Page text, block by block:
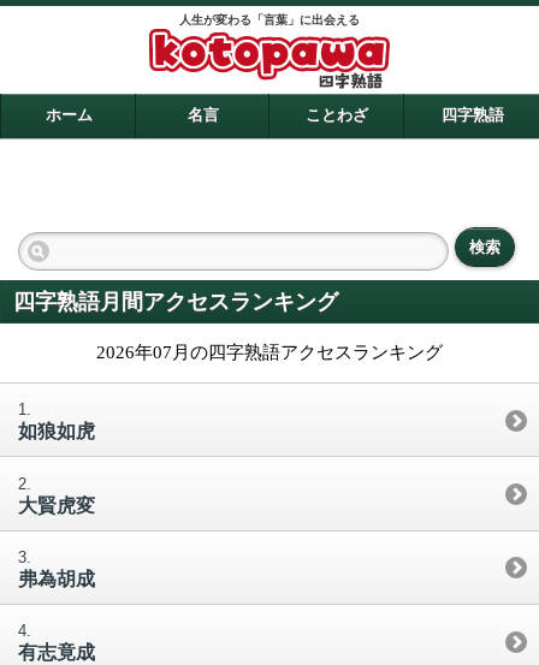
人生が変わる「言葉」に出会える
ホーム 名言 ことわざ 四字熟語
検索
四字熟語月間アクセスランキング
2026年07月の四字熟語アクセスランキング
如狼如虎
大賢虎変
弗為胡成
有志竟成